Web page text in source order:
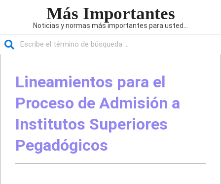
Más Importantes
Noticias y normas más importantes para usted...
navegación
principal
Lineamientos para el
Proceso de Admisión a
Institutos Superiores
Pegadógicos